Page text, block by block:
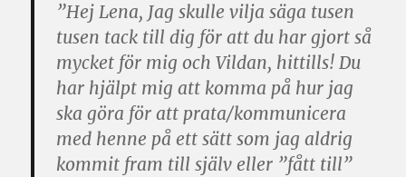
”Hej Lena, Jag skulle vilja säga tusen
tusen tack till dig för att du har gjort så
mycket för mig och Vildan, hittills! Du
har hjälpt mig att komma på hur jag
ska göra för att prata/kommunicera
med henne på ett sätt som jag aldrig
kommit fram till själv eller ”fått till”